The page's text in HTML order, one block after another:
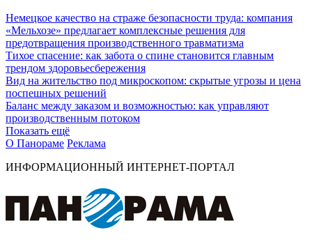
Немецкое качество на страже безопасности труда: компания
«Мельхозе» предлагает комплексные решения для
предотвращения производственного травматизма
Тихое спасение: как забота о спине становится главным
трендом здоровьесбережения
Вид на жительство под микроскопом: скрытые угрозы и цена
поспешных решений
Баланс между заказом и возможностью: как управляют
производственным потоком
Показать ещё
О Панораме Реклама
ИНФОРМАЦИОННЫЙ ИНТЕРНЕТ-ПОРТАЛ